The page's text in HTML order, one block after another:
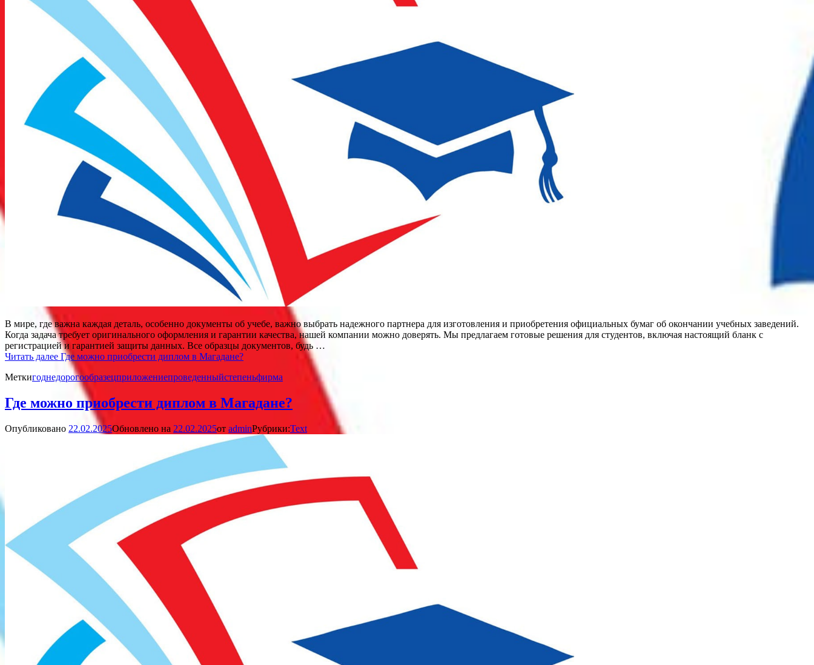
В мире, где важна каждая деталь, особенно документы об учебе, важно выбрать надежного партнера для изготовления и приобретения официальных бумаг об окончании учебных заведений.
Когда задача требует оригинального оформления и гарантии качества, нашей компании можно доверять. Мы предлагаем готовые решения для студентов, включая настоящий бланк с
регистрацией и гарантией защиты данных. Все образцы документов, будь …
Читать далее Где можно приобрести диплом в Магадане?
Меткигоднедорогообразецприложениепроведенныйстепеньфирма
Где можно приобрести диплом в Магадане?
Опубликовано 22.02.2025Обновлено на 22.02.2025от adminРубрики:Text